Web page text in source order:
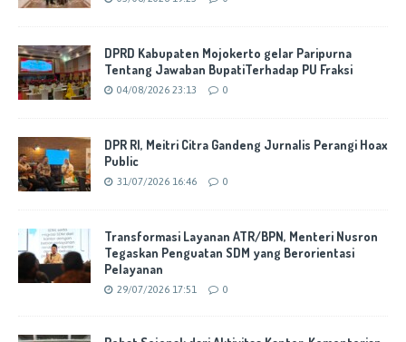
DPRD Kabupaten Mojokerto gelar Paripurna
Tentang Jawaban BupatiTerhadap PU Fraksi
04/08/2026 23:13 0
DPR RI, Meitri Citra Gandeng Jurnalis Perangi Hoax
Public
31/07/2026 16:46 0
Transformasi Layanan ATR/BPN, Menteri Nusron
Tegaskan Penguatan SDM yang Berorientasi
Pelayanan
29/07/2026 17:51 0